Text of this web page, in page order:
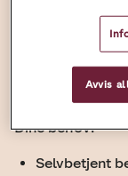
flyplass/
Dine behov:
Selvbetjent
Avvis